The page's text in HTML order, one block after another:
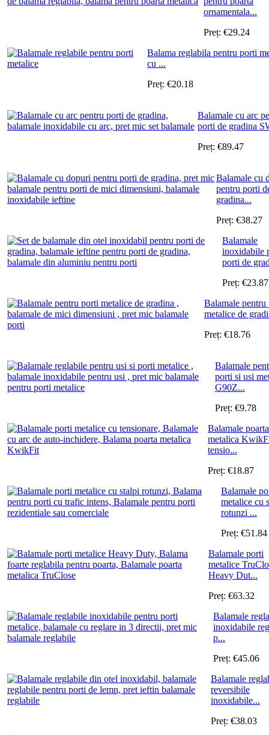
ornamentala...
Preț: €29.24
Balama reglabila pentru porti
cu ...
Preț: €20.18
Balamale cu arc
porti de gradina
Preț: €89.47
Balamale cu
pentru porti
gradina...
Preț: €38.27
Balamale
inoxidabile
porti de
Preț: €23.87
Balamale pentru
metalice de
Preț: €18.76
Balamale
porti si usi
G90Z...
Preț: €9.78
Balamale poarta
metalica
tensio...
Preț: €18.87
Balamale
metalice cu
rotunzi ...
Preț: €51.84
Balamale porti
metalice
Heavy Dut...
Preț: €63.32
Balamale
inoxidabile
p...
Preț: €45.06
Balamale
reversibile
inoxidabile...
Preț: €38.03